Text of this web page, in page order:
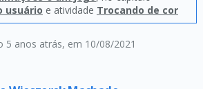
5 anos atrás, em 10/08/2021
usuário e atividade Trocando de cor